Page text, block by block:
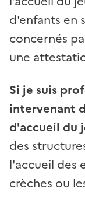
d'enfants en
concernés
une
Si je suis
intervenant
d'accueil du
des
l'accueil des
crèches ou